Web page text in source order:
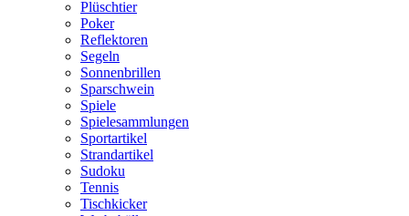
Plüschtier
Poker
Reflektoren
Segeln
Sonnenbrillen
Sparschwein
Spiele
Spielesammlungen
Sportartikel
Strandartikel
Sudoku
Tennis
Tischkicker